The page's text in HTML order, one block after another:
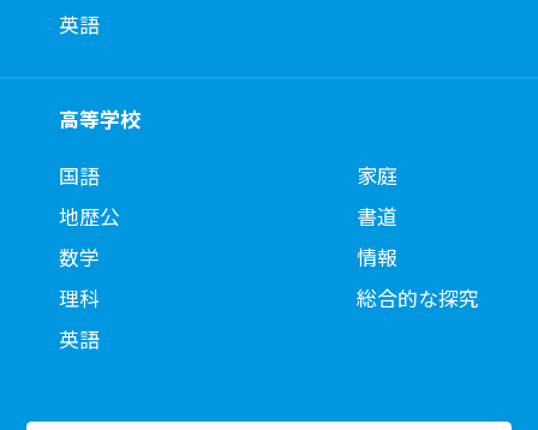
英語
高等学校
国語
地歴公
数学
理科
英語
家庭
書道
情報
総合的な探究